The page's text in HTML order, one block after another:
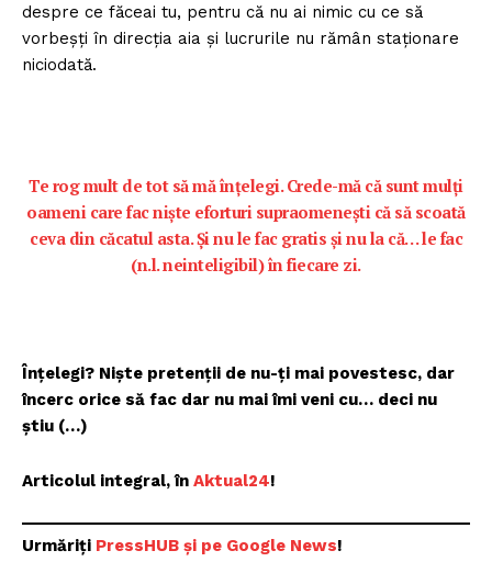
despre ce făceai tu, pentru că nu ai nimic cu ce să
vorbeșți în direcția aia și lucrurile nu rămân staționare
niciodată.
Te rog mult de tot să mă înțelegi. Crede-mă că sunt mulți
oameni care fac niște eforturi supraomenești că să scoată
ceva din căcatul asta. Și nu le fac gratis și nu la că… le fac
(n.l. neinteligibil) în fiecare zi.
Înțelegi? Niște pretenții de nu-ți mai povestesc, dar
încerc orice să fac dar nu mai îmi veni cu… deci nu
știu (…)
Articolul integral, în Aktual24!
Urmăriți PressHUB și pe Google News!